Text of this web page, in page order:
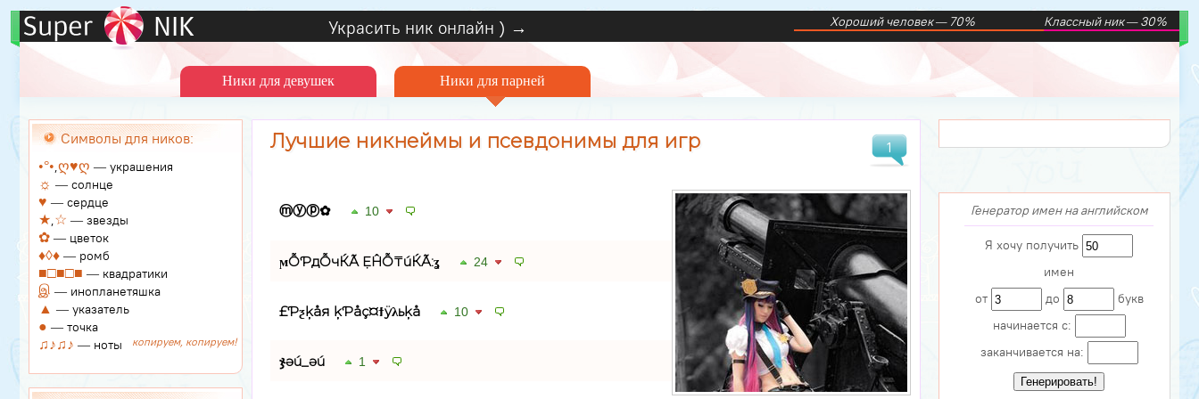
Украсить ник онлайн ) → Хороший человек — 70% Классный ник — 30%
Ники для девушек Ники для парней
1
Лучшие никнеймы и псевдонимы для игр
ⓜⓨⓟ✿ 10
ϻỖƤдỖчЌÃ ẸĤỖ₸úЌÃ:ʓ 24
ѫ£Ƥƺķåя ķƤåç¤ϯÿλьķå 10
ჯǝú_ǝú 1
Символы для ников:
•°•,ღ♥ღ — украшения
☼ — солнце
♥ — сердце
★,☆ — звезды
✿ — цветок
♦◊♦ — ромб
■□■□■ — квадратики
இ — инопланетяшка
▲ — указатель
● — точка
♫♪♫♪ — ноты копируем, копируем!
Генератор имен на английском
Я хочу получить
имен
от
до
букв
начинается с:
заканчивается на: